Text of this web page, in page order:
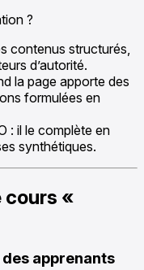
?
contenus structurés,
d’autorité.
la page apporte des
formulées en
: il le complète en
synthétiques.
cours «
apprenants